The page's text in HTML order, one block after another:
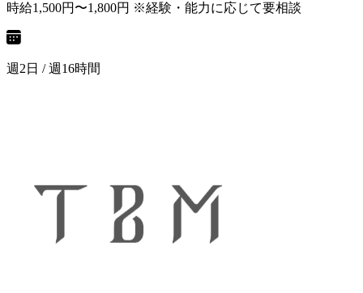
時給1,500円〜1,800円 ※経験・能力に応じて要相談
週2日 / 週16時間